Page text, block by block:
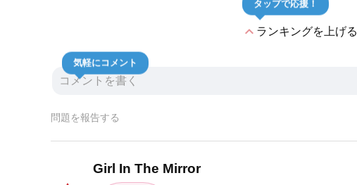
expand_lessランキングを上げる
タップで応援！
気軽にコメント
問題を報告する
Girl In The Mirror